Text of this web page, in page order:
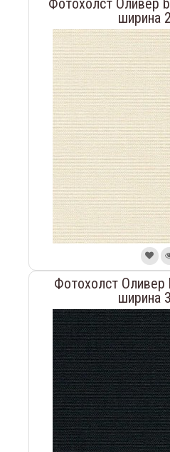
Фотохолст Оливер
ширина
Фотохолст Оливер
ширина